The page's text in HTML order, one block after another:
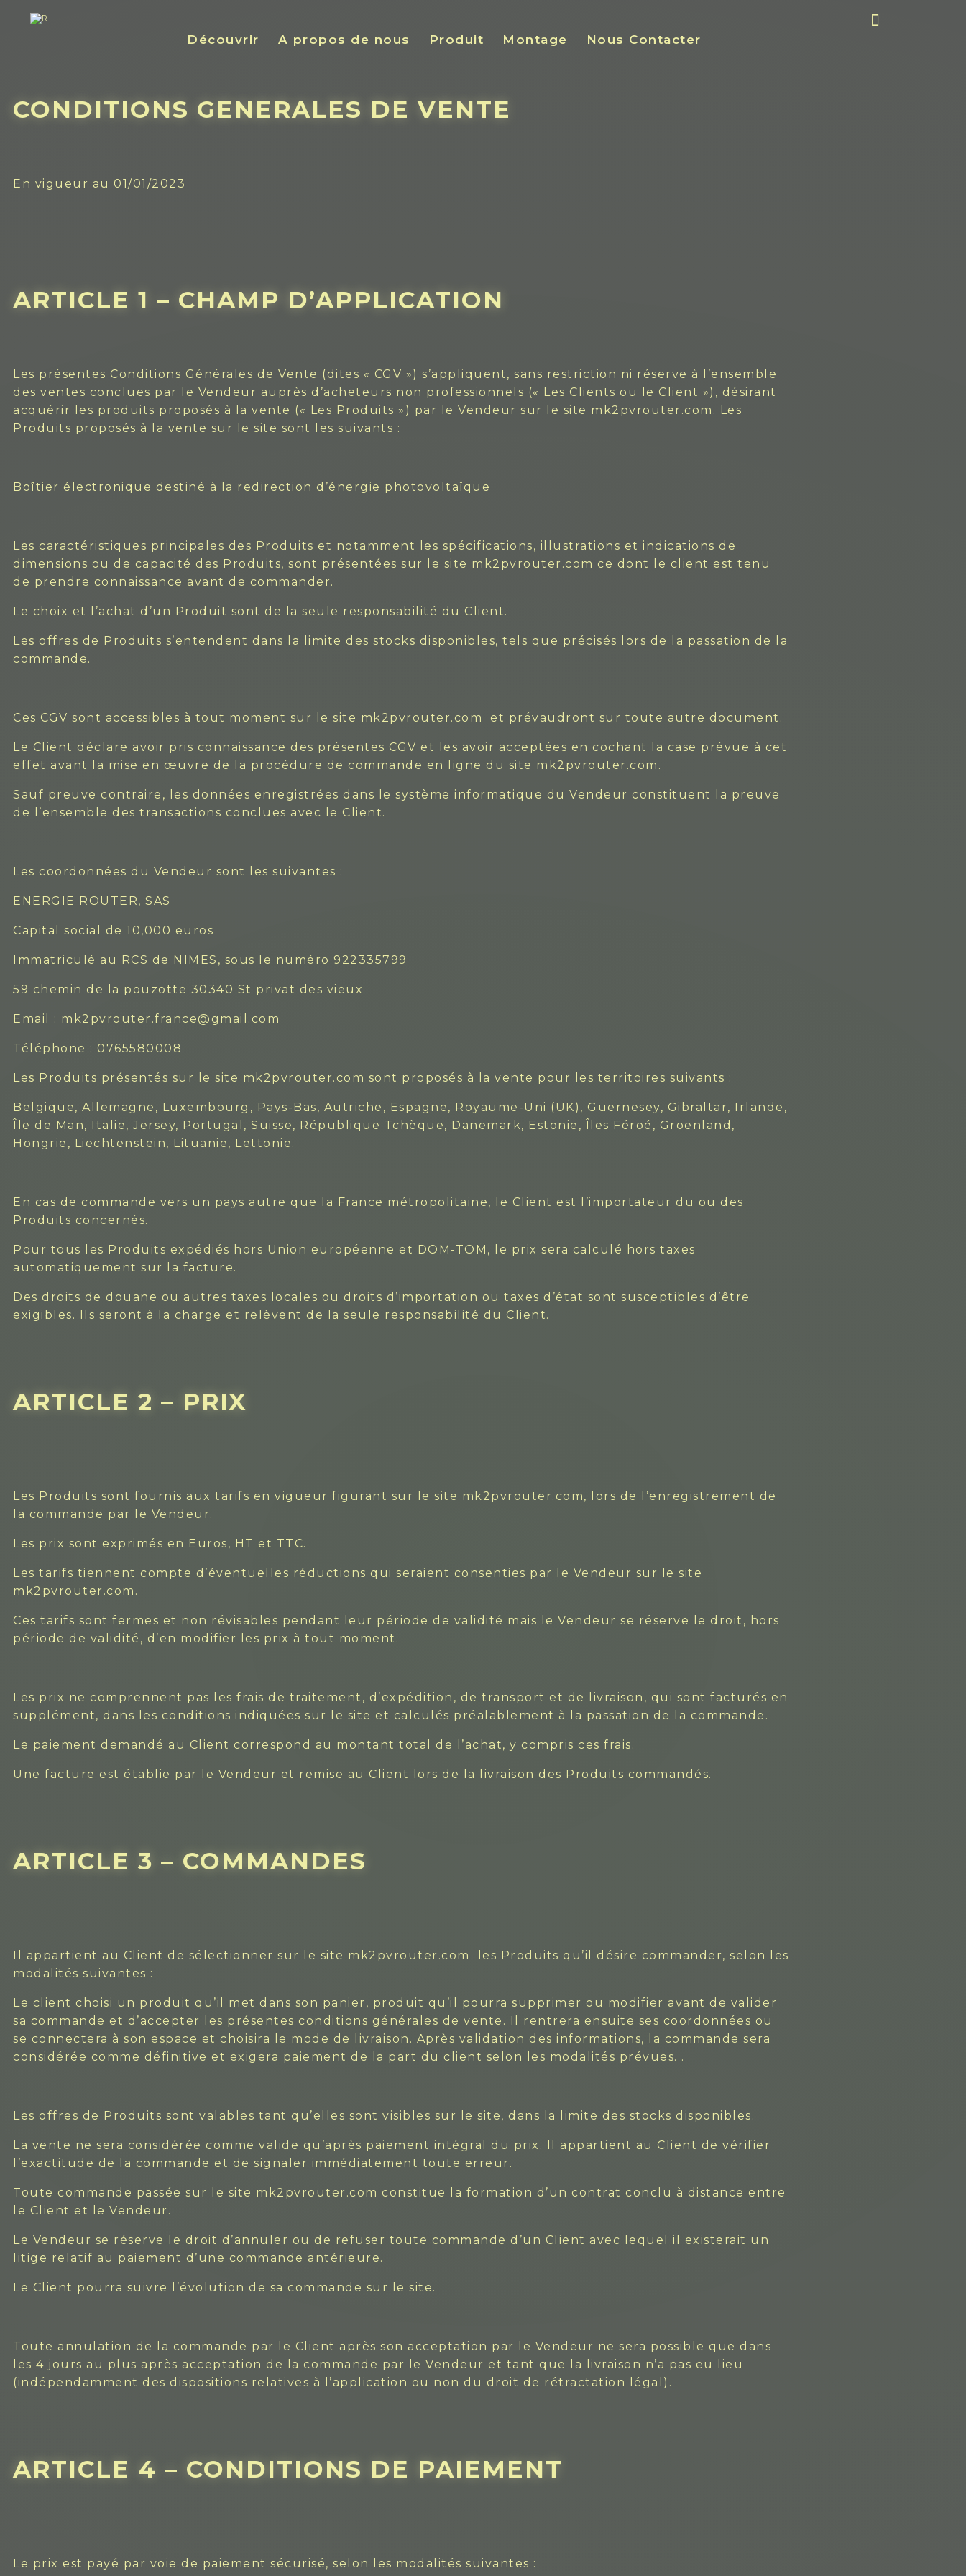
Découvrir A propos de nous Produit Montage Nous Contacter
CONDITIONS GENERALES DE VENTE
En vigueur au 01/01/2023
ARTICLE 1 – CHAMP D’APPLICATION
Les présentes Conditions Générales de Vente (dites « CGV ») s’appliquent, sans restriction ni réserve à l’ensemble
des ventes conclues par le Vendeur auprès d’acheteurs non professionnels (« Les Clients ou le Client »), désirant
acquérir les produits proposés à la vente (« Les Produits ») par le Vendeur sur le site mk2pvrouter.com. Les
Produits proposés à la vente sur le site sont les suivants :
Boîtier électronique destiné à la redirection d’énergie photovoltaïque
Les caractéristiques principales des Produits et notamment les spécifications, illustrations et indications de
dimensions ou de capacité des Produits, sont présentées sur le site mk2pvrouter.com ce dont le client est tenu
de prendre connaissance avant de commander.
Le choix et l’achat d’un Produit sont de la seule responsabilité du Client.
Les offres de Produits s’entendent dans la limite des stocks disponibles, tels que précisés lors de la passation de la
commande.
Ces CGV sont accessibles à tout moment sur le site mk2pvrouter.com et prévaudront sur toute autre document.
Le Client déclare avoir pris connaissance des présentes CGV et les avoir acceptées en cochant la case prévue à cet
effet avant la mise en œuvre de la procédure de commande en ligne du site mk2pvrouter.com.
Sauf preuve contraire, les données enregistrées dans le système informatique du Vendeur constituent la preuve
de l’ensemble des transactions conclues avec le Client.
Les coordonnées du Vendeur sont les suivantes :
ENERGIE ROUTER, SAS
Capital social de 10,000 euros
Immatriculé au RCS de NIMES, sous le numéro 922335799
59 chemin de la pouzotte 30340 St privat des vieux
Email : mk2pvrouter.france@gmail.com
Téléphone : 0765580008
Les Produits présentés sur le site mk2pvrouter.com sont proposés à la vente pour les territoires suivants :
Belgique, Allemagne, Luxembourg, Pays-Bas, Autriche, Espagne, Royaume-Uni (UK), Guernesey, Gibraltar, Irlande,
Île de Man, Italie, Jersey, Portugal, Suisse, République Tchèque, Danemark, Estonie, Îles Féroé, Groenland,
Hongrie, Liechtenstein, Lituanie, Lettonie.
En cas de commande vers un pays autre que la France métropolitaine, le Client est l’importateur du ou des
Produits concernés.
Pour tous les Produits expédiés hors Union européenne et DOM-TOM, le prix sera calculé hors taxes
automatiquement sur la facture.
Des droits de douane ou autres taxes locales ou droits d’importation ou taxes d’état sont susceptibles d’être
exigibles. Ils seront à la charge et relèvent de la seule responsabilité du Client.
ARTICLE 2 – PRIX
Les Produits sont fournis aux tarifs en vigueur figurant sur le site mk2pvrouter.com, lors de l’enregistrement de
la commande par le Vendeur.
Les prix sont exprimés en Euros, HT et TTC.
Les tarifs tiennent compte d’éventuelles réductions qui seraient consenties par le Vendeur sur le site
mk2pvrouter.com.
Ces tarifs sont fermes et non révisables pendant leur période de validité mais le Vendeur se réserve le droit, hors
période de validité, d’en modifier les prix à tout moment.
Les prix ne comprennent pas les frais de traitement, d’expédition, de transport et de livraison, qui sont facturés en
supplément, dans les conditions indiquées sur le site et calculés préalablement à la passation de la commande.
Le paiement demandé au Client correspond au montant total de l’achat, y compris ces frais.
Une facture est établie par le Vendeur et remise au Client lors de la livraison des Produits commandés.
ARTICLE 3 – COMMANDES
Il appartient au Client de sélectionner sur le site mk2pvrouter.com les Produits qu’il désire commander, selon les
modalités suivantes :
Le client choisi un produit qu’il met dans son panier, produit qu’il pourra supprimer ou modifier avant de valider
sa commande et d’accepter les présentes conditions générales de vente. Il rentrera ensuite ses coordonnées ou
se connectera à son espace et choisira le mode de livraison. Après validation des informations, la commande sera
considérée comme définitive et exigera paiement de la part du client selon les modalités prévues. .
Les offres de Produits sont valables tant qu’elles sont visibles sur le site, dans la limite des stocks disponibles.
La vente ne sera considérée comme valide qu’après paiement intégral du prix. Il appartient au Client de vérifier
l’exactitude de la commande et de signaler immédiatement toute erreur.
Toute commande passée sur le site mk2pvrouter.com constitue la formation d’un contrat conclu à distance entre
le Client et le Vendeur.
Le Vendeur se réserve le droit d’annuler ou de refuser toute commande d’un Client avec lequel il existerait un
litige relatif au paiement d’une commande antérieure.
Le Client pourra suivre l’évolution de sa commande sur le site.
Toute annulation de la commande par le Client après son acceptation par le Vendeur ne sera possible que dans
les 4 jours au plus après acceptation de la commande par le Vendeur et tant que la livraison n’a pas eu lieu
(indépendamment des dispositions relatives à l’application ou non du droit de rétractation légal).
ARTICLE 4 – CONDITIONS DE PAIEMENT
Le prix est payé par voie de paiement sécurisé, selon les modalités suivantes :